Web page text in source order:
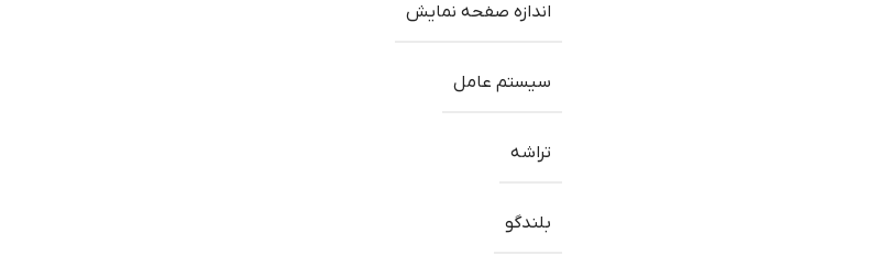
اندازه صفحه نمایش
سیستم عامل
تراشه
بلندگو